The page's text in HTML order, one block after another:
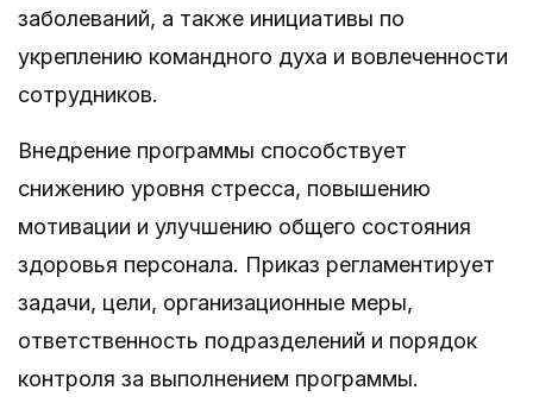
заболеваний, а также инициативы по
укреплению командного духа и вовлеченности
сотрудников.
Внедрение программы способствует
снижению уровня стресса, повышению
мотивации и улучшению общего состояния
здоровья персонала. Приказ регламентирует
задачи, цели, организационные меры,
ответственность подразделений и порядок
контроля за выполнением программы.